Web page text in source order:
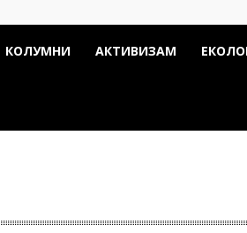
КОЛУМНИ АКТИВИЗАМ